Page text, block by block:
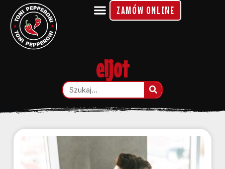
ZAMÓW ONLINE
eljot